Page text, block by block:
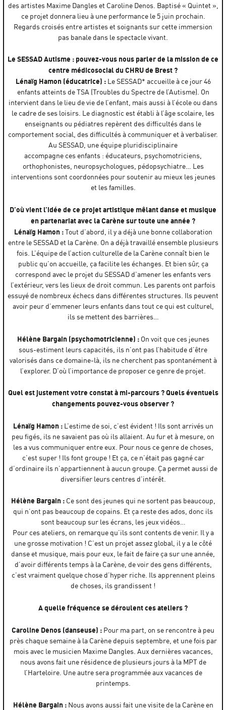
des artistes Maxime Dangles et Caroline Denos. Baptisé « Quintet »,
ce projet donnera lieu à une performance le 5 juin prochain.
Regards croisés entre artistes et soignants sur cette immersion
pas banale dans le spectacle vivant.
Le SESSAD Autisme : pouvez-vous nous parler de la mission de ce
centre médicosocial du CHRU de Brest ?
Lénaïg Hamon (éducatrice) :Le SESSAD* accueille à ce jour 46
enfants atteints de TSA (Troubles du Spectre de l’Autisme). On
intervient dans le lieu de vie de l’enfant, mais aussi à l’école ou dans
le cadre de ses loisirs. Le diagnostic est établi à l’âge scolaire, les
enseignants ou pédiatres repèrent des difficultés dans le
comportement social, des difficultés à communiquer et à verbaliser.
Au SESSAD, une équipe pluridisciplinaire
accompagne ces enfants : éducateurs, psychomotriciens,
orthophonistes, neuropsychologues, pédopsychiatre… Les
interventions sont coordonnées pour soutenir au mieux les jeunes
et les familles.
D’où vient l’idée de ce projet artistique mêlant danse et musique
en partenariat avec la Carène sur toute une année ?
Lénaïg Hamon :Tout d’abord, il y a déjà une bonne collaboration
entre le SESSAD et la Carène. On a déjà travaillé ensemble plusieurs
fois. L’équipe de l’action culturelle de la Carène connaît bien le
public qu’on accueille, ça facilite les échanges. Et bien sûr, ça
correspond avec le projet du SESSAD d’amener les enfants vers
l’extérieur, vers les lieux de droit commun. Les parents ont parfois
essuyé de nombreux échecs dans différentes structures. Ils peuvent
avoir peur d’emmener leurs enfants dans tout ce qui est culturel,
ils se mettent des barrières…
Hélène Bargain (psychomotricienne) :On voit que ces jeunes
sous-estiment leurs capacités, ils n’ont pas l’habitude d’être
valorisés dans ce domaine-là, ils ne cherchent pas spontanément à
l’explorer. D’où l’importance de proposer ce genre de projet.
Quel est justement votre constat à mi-parcours ? Quels éventuels
changements pouvez-vous observer ?
Lénaïg Hamon :L’estime de soi, c’est évident ! Ils sont arrivés un
peu figés, ils ne savaient pas où ils allaient. Au fur et à mesure, on
les a vus communiquer entre eux. Pour nous ce genre de choses,
c’est super ! Ils font groupe ! Et ça, ce n’était pas gagné car
d’ordinaire ils n’appartiennent à aucun groupe. Ça permet aussi de
diversifier leurs centres d’intérêt.
Hélène Bargain :Ce sont des jeunes qui ne sortent pas beaucoup,
qui n’ont pas beaucoup de copains. Et ça reste des ados, donc ils
sont beaucoup sur les écrans, les jeux vidéos…
Pour ces ateliers, on remarque qu’ils sont contents de venir. Il y a
une grosse motivation ! C’est un projet assez global, il y a le côté
danse et musique, mais pour eux, le fait de faire ça sur une année,
d’avoir différents temps à la Carène, de voir des gens différents,
c’est vraiment quelque chose d’hyper riche. Ils apprennent pleins
de choses, ils grandissent !
A quelle fréquence se déroulent ces ateliers ?
Caroline Denos (danseuse) : Pour ma part, on se rencontre à peu
près chaque semaine à la Carène depuis septembre, et une fois par
mois avec le musicien Maxime Dangles. Aux dernières vacances,
nous avons fait une résidence de plusieurs jours à la MPT de
l’Harteloire. Une autre sera programmée aux vacances de
printemps.
Hélène Bargain :Nous avons aussi fait une visite de la Carène en